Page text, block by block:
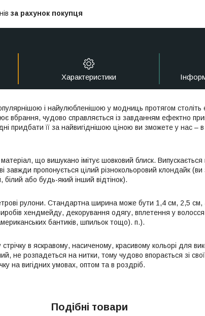
за рахунок покупця
Характеристики
і найулюбленішою у модниць протягом
вбрання, чудово справляється із завданням ефектно
придбати її за найвигіднішою ціною ви зможете у нас – в
що вишукано імітує шовковий блиск. Випускається
завжди пропонується цілий різнокольоровий клондайк
або будь-який інший відтінок).
рулони. Стандартна ширина може бути 1,4 см, 2,5 см,
хендмейду, декорування одягу, вплетення у
бантиків, шпильок тощо). п.).
в яскравому, насиченому, красивому кольорі для
не розпадеться на нитки, тому чудово впорається зі
на вигідних умовах, оптом та в роздріб.
Подібні товари